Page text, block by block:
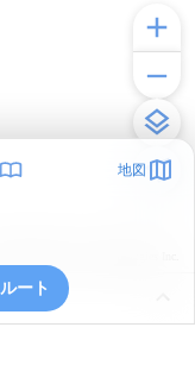
地図
ルート